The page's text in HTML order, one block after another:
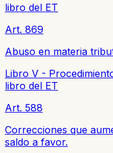
libro del ET
Art. 869
Abuso en materia
Libro V -
libro del ET
Art. 588
Correcciones que
saldo a favor.